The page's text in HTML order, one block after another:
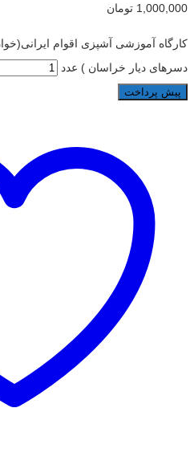
1,000,000 تومان
کارگاه آموزشی آشپزی اقوام
دسرهای دیار خراسان ) عدد
پیش پرداخت